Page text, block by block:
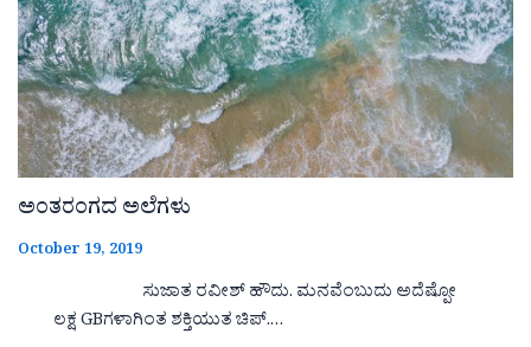
ಅಂತರಂಗದ ಅಲೆಗಳು
October 19, 2019
ಸುಜಾತ ರವೀಶ್ ಹೌದು. ಮನವೆಂಬುದು ಅದೆಷ್ಪೋ
ಲಕ್ಷ GBಗಳಾಗಿಂತ ಶಕ್ತಿಯುತ ಚಿಪ್.…